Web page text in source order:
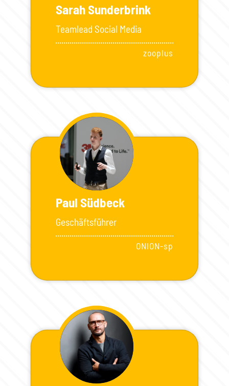
Sarah Sunderbrink
Teamlead Social Media
zooplus
Paul Südbeck
Geschäftsführer
ONION-sp